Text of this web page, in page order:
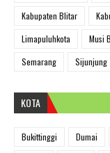
Kabupaten Blitar
Limapuluhkota
Musi
Semarang
Sijunjung
KOTA
Bukittinggi Dumai